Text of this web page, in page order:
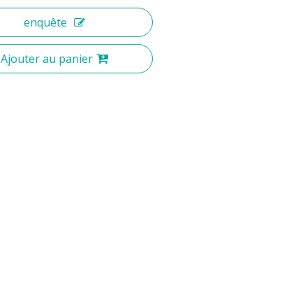
enquête
Ajouter au panier